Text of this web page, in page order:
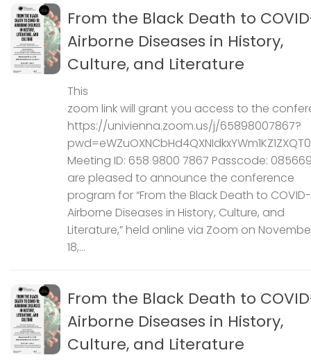
From the Black Death to
Airborne Diseases in History,
Culture, and Literature
This
zoom link will grant you access to the
https://univienna.zoom.us/j/65898007867?
Meeting ID: 658 9800 7867 Passcode:
are pleased to announce the conference
program for “From the Black Death to COVID-
Airborne Diseases in History, Culture, and
Literature,” held online via Zoom on
18,...
From the Black Death to
Airborne Diseases in History,
Culture, and Literature